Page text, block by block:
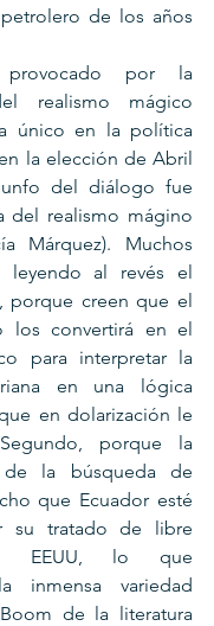
de los años
por la
realismo mágico
único en la política
la elección de Abril
del diálogo fue
del realismo mágino
Márquez). Muchos
leyendo al revés el
porque creen que el
los convertirá en el
para interpretar la
en una lógica
en dolarización le
porque la
de la búsqueda de
que Ecuador esté
su tratado de libre
EEUU, lo que
inmensa variedad
de la literatura